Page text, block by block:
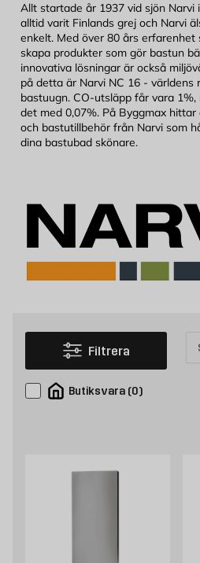
Allt startade år 1937 vid sjön Narvi
alltid varit Finlands grej och Narvi
enkelt. Med över 80 års erfarenhet
skapa produkter som gör bastun
innovativa lösningar är också
på detta är Narvi NC 16 - världens
bastuugn. CO-utsläpp får vara
det med 0,07%. På Byggmax
och bastutillbehör från Narvi som
dina bastubad skönare.
Filtrera
Butiksvara (0)